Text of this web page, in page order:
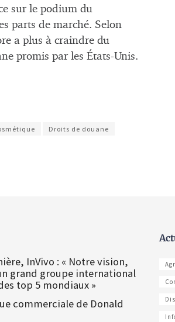
sur le podium du
parts de marché. Selon
a plus à craindre du
promis par les États-Unis.
Droits de douane
InVivo : « Notre vision,
grand groupe international
top 5 mondiaux »
commerciale de Donald